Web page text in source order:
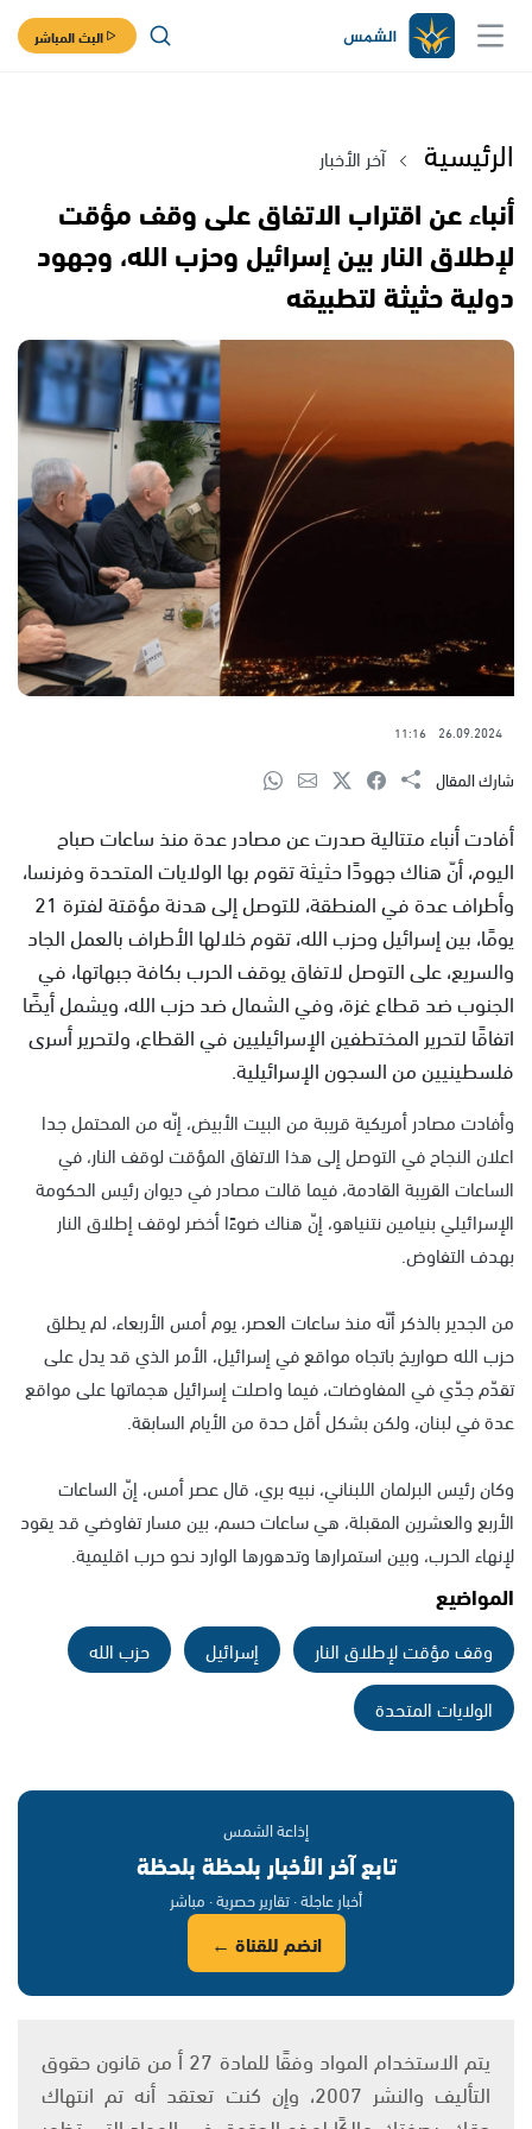
البث المباشر
الرئيسية آخر الأخبار
أنباء عن اقتراب الاتفاق على وقف مؤقت
لإطلاق النار بين إسرائيل وحزب الله، وجهود
دولية حثيثة لتطبيقه
26.09.2024
11:16
شارك المقال
أفادت أنباء متتالية صدرت عن مصادر عدة منذ ساعات صباح
اليوم، أنّ هناك جهودًا حثيثة تقوم بها الولايات المتحدة وفرنسا،
وأطراف عدة في المنطقة، للتوصل إلى هدنة مؤقتة لفترة 21
يومًا، بين إسرائيل وحزب الله، تقوم خلالها الأطراف بالعمل الجاد
والسريع، على التوصل لاتفاق يوقف الحرب بكافة جبهاتها، في
الجنوب ضد قطاع غزة، وفي الشمال ضد حزب الله، ويشمل أيضًا
اتفاقًا لتحرير المختطفين الإسرائيليين في القطاع، ولتحرير أسرى
فلسطينيين من السجون الإسرائيلية.
وأفادت مصادر أمريكية قريبة من البيت الأبيض، إنّه من المحتمل جدا
اعلان النجاح في التوصل إلى هذا الاتفاق المؤقت لوقف النار، في
الساعات القريبة القادمة، فيما قالت مصادر في ديوان رئيس الحكومة
الإسرائيلي بنيامين نتنياهو، إنّ هناك ضوءًا أخضر لوقف إطلاق النار
بهدف التفاوض.
من الجدير بالذكر أنّه منذ ساعات العصر، يوم أمس الأربعاء، لم يطلق
حزب الله صواريخ باتجاه مواقع في إسرائيل، الأمر الذي قد يدل على
تقدّم جدّي في المفاوضات، فيما واصلت إسرائيل هجماتها على مواقع
عدة في لبنان، ولكن بشكل أقل حدة من الأيام السابقة.
وكان رئيس البرلمان اللبناني، نبيه بري، قال عصر أمس، إنّ الساعات
الأربع والعشرين المقبلة، هي ساعات حسم، بين مسار تفاوضي قد يقود
لإنهاء الحرب، وبين استمرارها وتدهورها الوارد نحو حرب اقليمية.
المواضيع
وقف مؤقت لإطلاق النار إسرائيل
حزب الله
الولايات المتحدة
إذاعة الشمس
تابع آخر الأخبار بلحظة بلحظة
أخبار عاجلة · تقارير حصرية · مباشر
انضم للقناة ←
يتم الاستخدام المواد وفقًا للمادة 27 أ من قانون حقوق
التأليف والنشر 2007، وإن كنت تعتقد أنه تم انتهاك